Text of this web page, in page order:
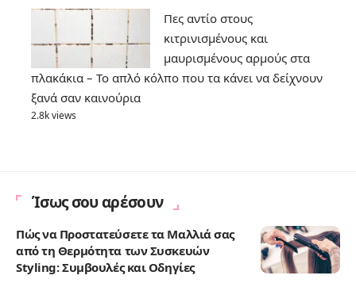
Πες αντίο στους
κιτρινισμένους και
μαυρισμένους αρμούς στα
πλακάκια – Το απλό κόλπο που τα κάνει να δείχνουν
ξανά σαν καινούρια
2.8k views
Ίσως σου αρέσουν
Πώς να Προστατεύσετε τα Μαλλιά σας
από τη Θερμότητα των Συσκευών
Styling: Συμβουλές και Οδηγίες